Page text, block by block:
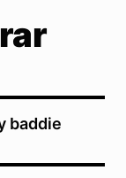
baddie